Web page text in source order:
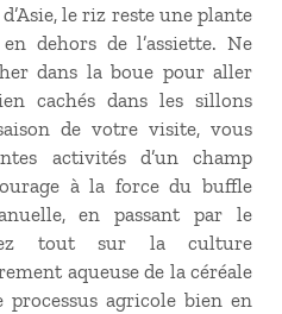
le riz reste une plante
dehors de l’assiette. Ne
dans la boue pour aller
cachés dans les sillons
de votre visite, vous
activités d’un champ
à la force du buffle
en passant par le
tout sur la culture
aqueuse de la céréale
processus agricole bien en